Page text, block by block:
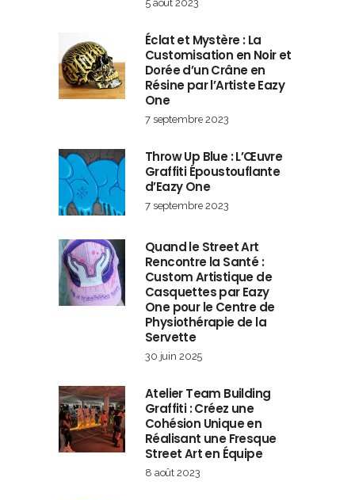
5 août 2023
Éclat et Mystère : La
Customisation en Noir et
Dorée d’un Crâne en
Résine par l’Artiste Eazy
One
7 septembre 2023
Throw Up Blue : L’Œuvre
Graffiti Époustouflante
d’Eazy One
7 septembre 2023
Quand le Street Art
Rencontre la Santé :
Custom Artistique de
Casquettes par Eazy
One pour le Centre de
Physiothérapie de la
Servette
30 juin 2025
Atelier Team Building
Graffiti : Créez une
Cohésion Unique en
Réalisant une Fresque
Street Art en Équipe
8 août 2023